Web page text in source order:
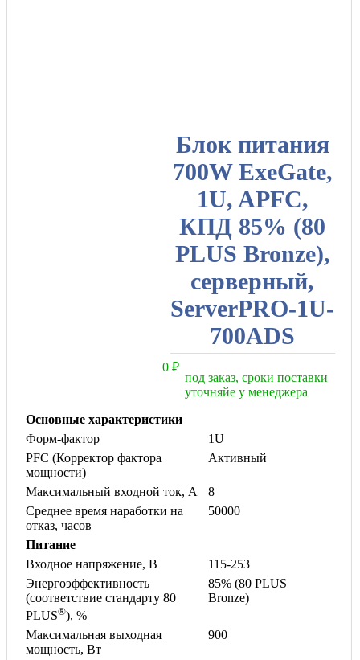
Блок питания
700W ExeGate,
1U, APFC,
КПД 85% (80
PLUS Bronze),
серверный,
ServerPRO-1U-
700ADS
0 ₽
под заказ, сроки поставки
уточняйе у менеджера
Основные характеристики
Форм-фактор
1U
PFC (Корректор фактора
мощности)
Активный
Максимальный входной ток, А
8
Среднее время наработки на
отказ, часов
50000
Питание
Входное напряжение, В
115-253
Энергоэффективность
(соответствие стандарту 80
PLUS®), %
85% (80 PLUS
Bronze)
Максимальная выходная
мощность, Вт
900